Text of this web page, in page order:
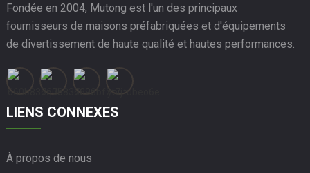
Fondée en 2004, Mutong est l'un des principaux
fournisseurs de maisons préfabriquées et d'équipements
de divertissement de haute qualité et hautes performances.
LIENS CONNEXES
À propos de nous